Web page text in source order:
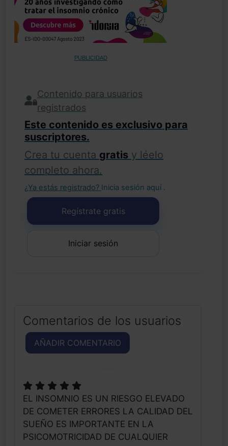
PUBLICIDAD
Contenido para usuarios
registrados
Este contenido es exclusivo para
suscriptores.
Crea tu cuenta gratis y léelo
completo ahora.
¿Ya estás registrado? Inicia sesión aquí .
Regístrate gratis
Iniciar sesión
Comentarios de los usuarios
AÑADIR COMENTARIO
EL INSOMNIO ES UN RIESGO ELEVADO
DE COMETER ERRORES LA CALIDAD DEL
SUEÑO ES IMPORTANTE EN LA
PSICOMOTRICIDAD DE CUALQUIER